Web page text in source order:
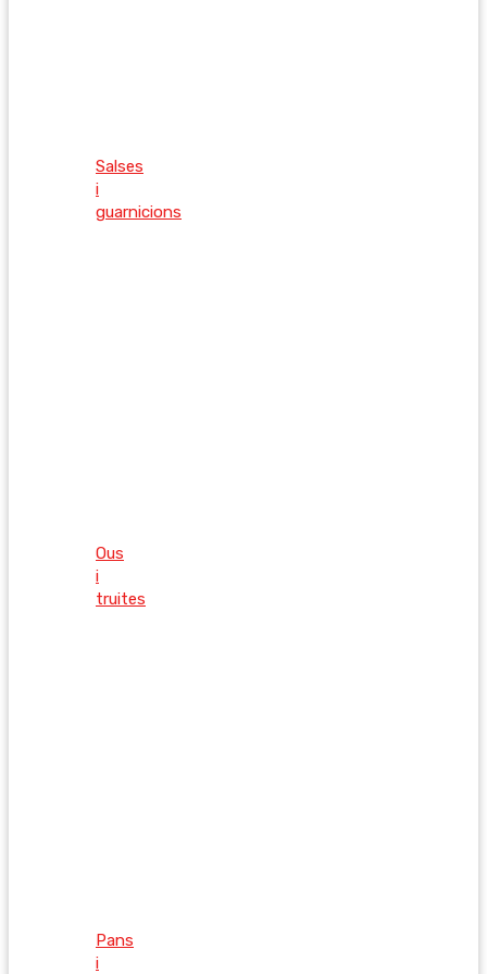
Salses
i
guarnicions
Ous
i
truites
Pans
i